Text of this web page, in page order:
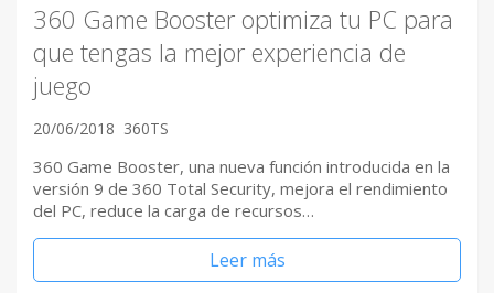
360 Game Booster optimiza tu PC para
que tengas la mejor experiencia de
juego
20/06/2018 360TS
360 Game Booster, una nueva función introducida en la
versión 9 de 360 Total Security, mejora el rendimiento
del PC, reduce la carga de recursos…
Leer más